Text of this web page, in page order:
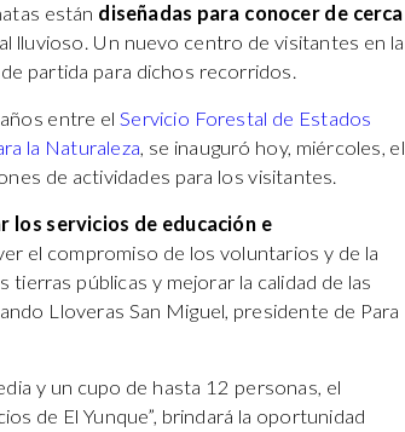
están diseñadas para conocer de cerca
lluvioso. Un nuevo centro de visitantes en la
partida para dichos recorridos.
entre elServicio Forestal de Estados
la Naturaleza, se inauguró hoy, miércoles, el
de actividades para los visitantes.
los servicios de educación e
el compromiso de los voluntarios y de la
tierras públicas y mejorar la calidad de las
Lloveras San Miguel, presidente de Para
y un cupo de hasta 12 personas, el
de El Yunque”, brindará la oportunidad